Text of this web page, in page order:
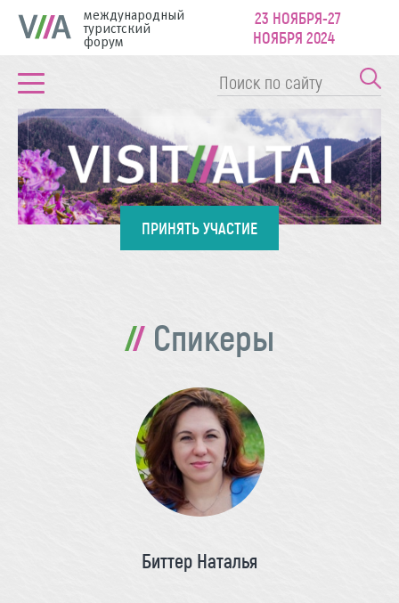
международный
туристский
форум
23 НОЯБРЯ-27
НОЯБРЯ 2024
ПРИНЯТЬ УЧАСТИЕ
Спикеры
Биттер Наталья